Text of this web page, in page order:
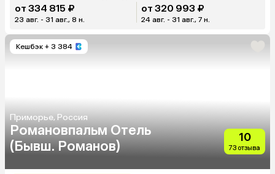
от 334 815 ₽
23 авг. - 31 авг., 8 н.
от 320 993 ₽
24 авг. - 31 авг., 7 н.
Кешбэк + 3 384
Приморье, Россия
Романовпальм Отель
(Бывш. Романов)
10
73 отзыва